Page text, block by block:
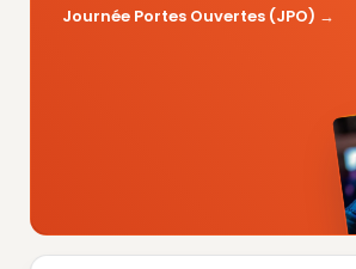
Journée Portes Ouvertes (JPO)